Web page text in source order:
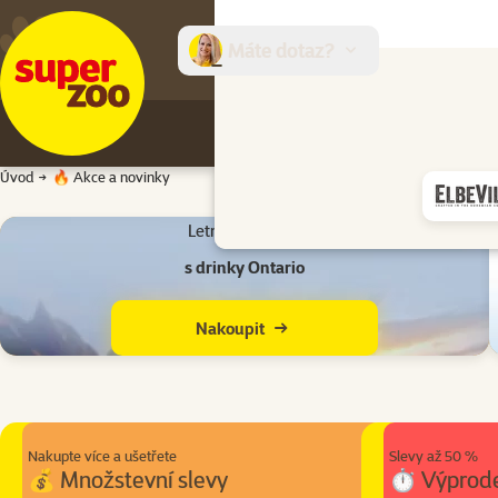
Úvod 🔥 Akce a novinky
Letní hydratace
s drinky Ontario
Nakoupit
Nakupte více a ušetřete
💰 Množstevní slevy
Slevy až 50 %
⏱